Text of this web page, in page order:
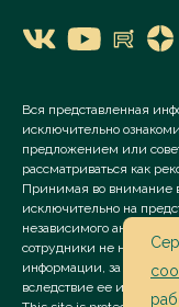
Вся представленная
исключительно
предложением или
рассматриваться как
Принимая во внимание
исключительно на
независимого анализа.
сотрудники не несут
информации, за прямой
вследствие ее